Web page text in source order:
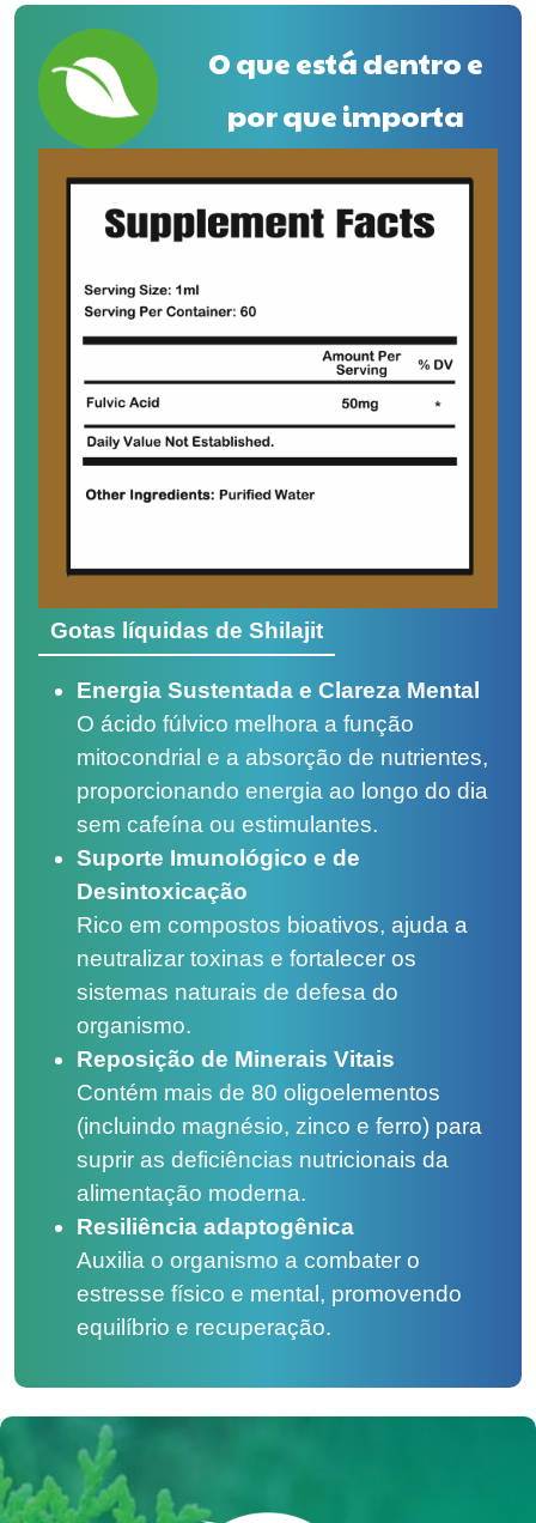
O que está dentro e
por que importa
Gotas líquidas de Shilajit
Energia Sustentada e Clareza Mental
O ácido fúlvico melhora a função
mitocondrial e a absorção de nutrientes,
proporcionando energia ao longo do dia
sem cafeína ou estimulantes.
Suporte Imunológico e de
Desintoxicação
Rico em compostos bioativos, ajuda a
neutralizar toxinas e fortalecer os
sistemas naturais de defesa do
organismo.
Reposição de Minerais Vitais
Contém mais de 80 oligoelementos
(incluindo magnésio, zinco e ferro) para
suprir as deficiências nutricionais da
alimentação moderna.
Resiliência adaptogênica
Auxilia o organismo a combater o
estresse físico e mental, promovendo
equilíbrio e recuperação.